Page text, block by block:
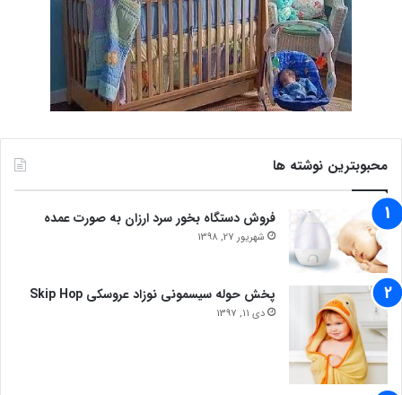
محبوبترین نوشته ها
فروش دستگاه بخور سرد ارزان به صورت عمده
شهریور 27, 1398
پخش حوله سیسمونی نوزاد عروسکی Skip Hop
دی 11, 1397